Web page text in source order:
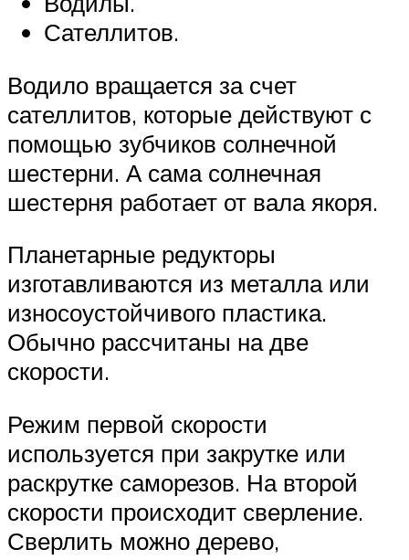
Сателлитов.
Водило вращается за счет
сателлитов, которые действуют с
помощью зубчиков солнечной
шестерни. А сама солнечная
шестерня работает от вала якоря.
Планетарные редукторы
изготавливаются из металла или
износоустойчивого пластика.
Обычно рассчитаны на две
скорости.
Режим первой скорости
используется при закрутке или
раскрутке саморезов. На второй
скорости происходит сверление.
Сверлить можно дерево,